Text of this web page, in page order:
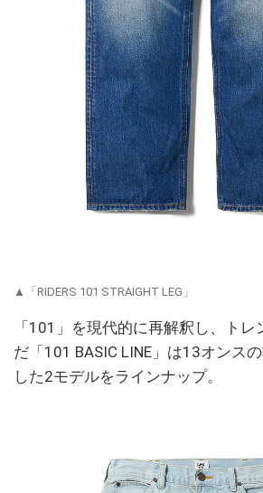
▲「RIDERS 101 STRAIGHT LEG」
「101」を現代的に再解釈し、ト
だ「101 BASIC LINE」は13オンス
した2モデルをラインナップ。